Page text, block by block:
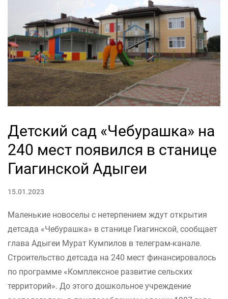
Детский сад «Чебурашка» на
240 мест появился в станице
Гиагинской Адыгеи
15.01.2023
Маленькие новоселы с нетерпением ждут открытия
детсада «Чебурашка» в станице Гиагинской, сообщает
глава Адыгеи Мурат Кумпилов в телеграм-канале.
Строительство детсада на 240 мест финансировалось
по программе «Комплексное развитие сельских
территорий». До этого дошкольное учреждение